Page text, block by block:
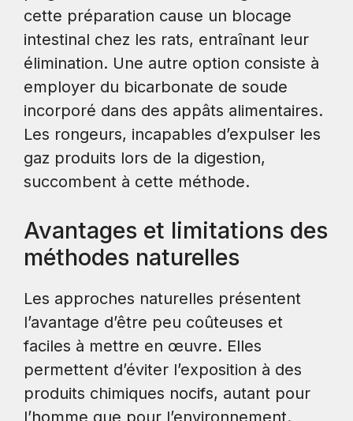
cette préparation cause un blocage
intestinal chez les rats, entraînant leur
élimination. Une autre option consiste à
employer du bicarbonate de soude
incorporé dans des appâts alimentaires.
Les rongeurs, incapables d’expulser les
gaz produits lors de la digestion,
succombent à cette méthode.
Avantages et limitations des
méthodes naturelles
Les approches naturelles présentent
l’avantage d’être peu coûteuses et
faciles à mettre en œuvre. Elles
permettent d’éviter l’exposition à des
produits chimiques nocifs, autant pour